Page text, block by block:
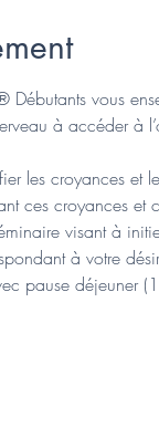
vous
à accéder à
les croyances et
ces croyances et
visant à
à votre
déjeuner